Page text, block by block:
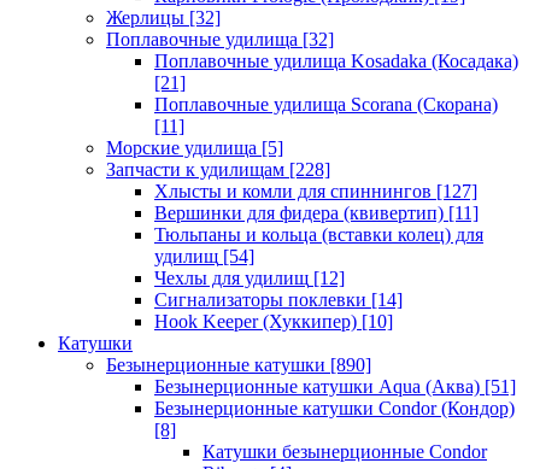
Жерлицы [32]
Поплавочные удилища [32]
Поплавочные удилища Kosadaka (Косадака)
[21]
Поплавочные удилища Scorana (Скорана)
[11]
Морские удилища [5]
Запчасти к удилищам [228]
Хлысты и комли для спиннингов [127]
Вершинки для фидера (квивертип) [11]
Тюльпаны и кольца (вставки колец) для
удилищ [54]
Чехлы для удилищ [12]
Сигнализаторы поклевки [14]
Hook Keeper (Хуккипер) [10]
Катушки
Безынерционные катушки [890]
Безынерционные катушки Aqua (Аква) [51]
Безынерционные катушки Condor (Кондор)
[8]
Катушки безынерционные Condor